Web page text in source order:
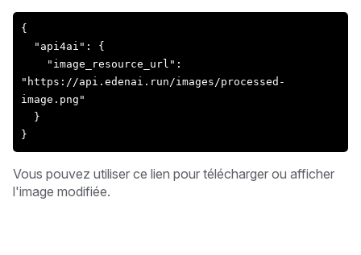
{
  "api4ai": {
"https://api.edenai.run/images/processed-
image.png"
  }
}
Vous pouvez utiliser ce lien pour télécharger ou afficher
l'image modifiée.